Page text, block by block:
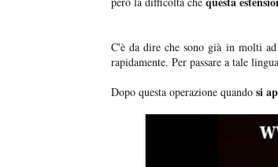
C'è da dire che sono già in molti
rapidamente. Per passare a tale
Dopo questa operazione quando si